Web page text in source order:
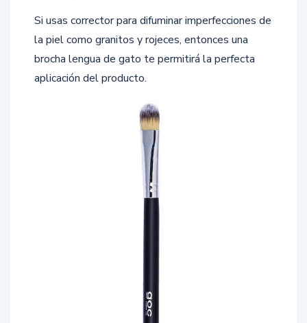
Si usas corrector para difuminar imperfecciones de
la piel como granitos y rojeces, entonces una
brocha lengua de gato te permitirá la perfecta
aplicación del producto.